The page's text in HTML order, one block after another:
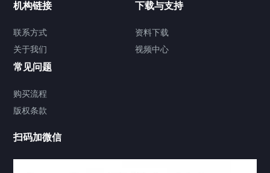
签署类文件海牙认证程序费用
视频中心
机构链接
联系方式
关于我们
下载与支持
资料下载
视频中心
常见问题
购买流程
版权条款
扫码加微信